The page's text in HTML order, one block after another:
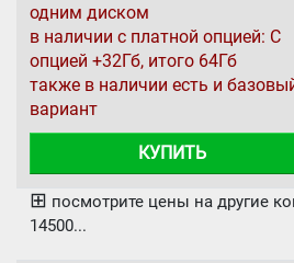
одним диском
в наличии с платной опцией: С
опцией +32Гб, итого 64Гб
также в наличии есть и
вариант
КУПИТЬ
⊞ посмотрите цены на другие
14500...